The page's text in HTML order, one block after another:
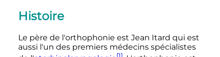
Histoire
Le père de l'orthophonie est Jean Itard qui est
aussi l'un des premiers médecins spécialistes